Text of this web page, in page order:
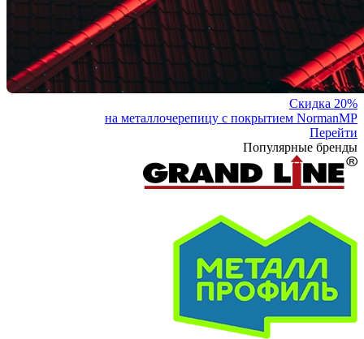
Скидка 20%
на металлочерепицу с покрытием NormanMP
Перейти
Популярные бренды